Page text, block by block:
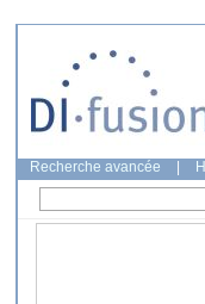
Recherche avancée